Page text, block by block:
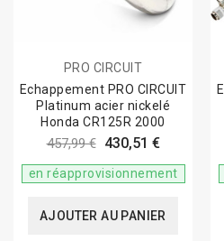
PRO CIRCUIT
Echappement PRO CIRCUIT
Platinum acier nickelé
Honda CR125R 2000
457,99 € 430,51 €
en réapprovisionnement
AJOUTER AU PANIER